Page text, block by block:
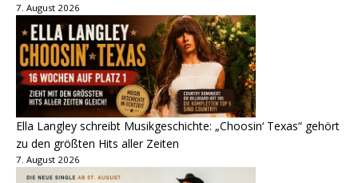
7. August 2026
Ella Langley schreibt Musikgeschichte: „Choosin‘ Texas“ gehört
zu den größten Hits aller Zeiten
7. August 2026